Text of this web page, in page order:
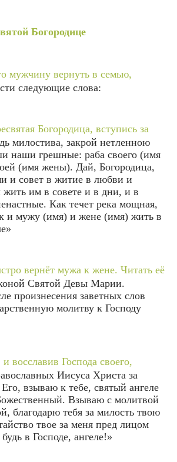
Богородице
мужчину вернуть в семью,
следующие слова:
Богородица, вступись за
милостива, закрой нетленною
наши грешные: раба своего (имя
(имя жены). Дай, Богородица,
и совет в житие в любви и
жить им в совете и в дни, и в
Как течет река мощная,
и мужу (имя) и жене (имя) жить в
вернёт мужа к жене. Читать её
Святой Девы Марии.
произнесения заветных слов
молитву к Господу
и восславив Господа своего,
Иисуса Христа за
Его, взываю к тебе, святый ангеле
Взываю с молитвой
благодарю тебя за милость твою
твое за меня пред лицом
в Господе, ангеле!»